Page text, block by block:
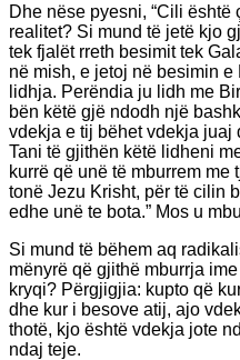
Dhe nëse pyesni, “Cili është
realitet? Si mund të jetë kjo
tek fjalët rreth besimit tek
në mish, e jetoj në besimin e
lidhja. Perëndia ju lidh me
bën këtë gjë ndodh një
vdekja e tij bëhet vdekja juaj
Tani të gjithën këtë lidheni
kurrë që unë të mburrem me
tonë Jezu Krisht, për të cilin
edhe unë te bota.” Mos u
Si mund të bëhem aq
mënyrë që gjithë mburrja
kryqi? Përgjigjia: kupto që
dhe kur i besove atij, ajo
thotë, kjo është vdekja jote
ndaj teje.